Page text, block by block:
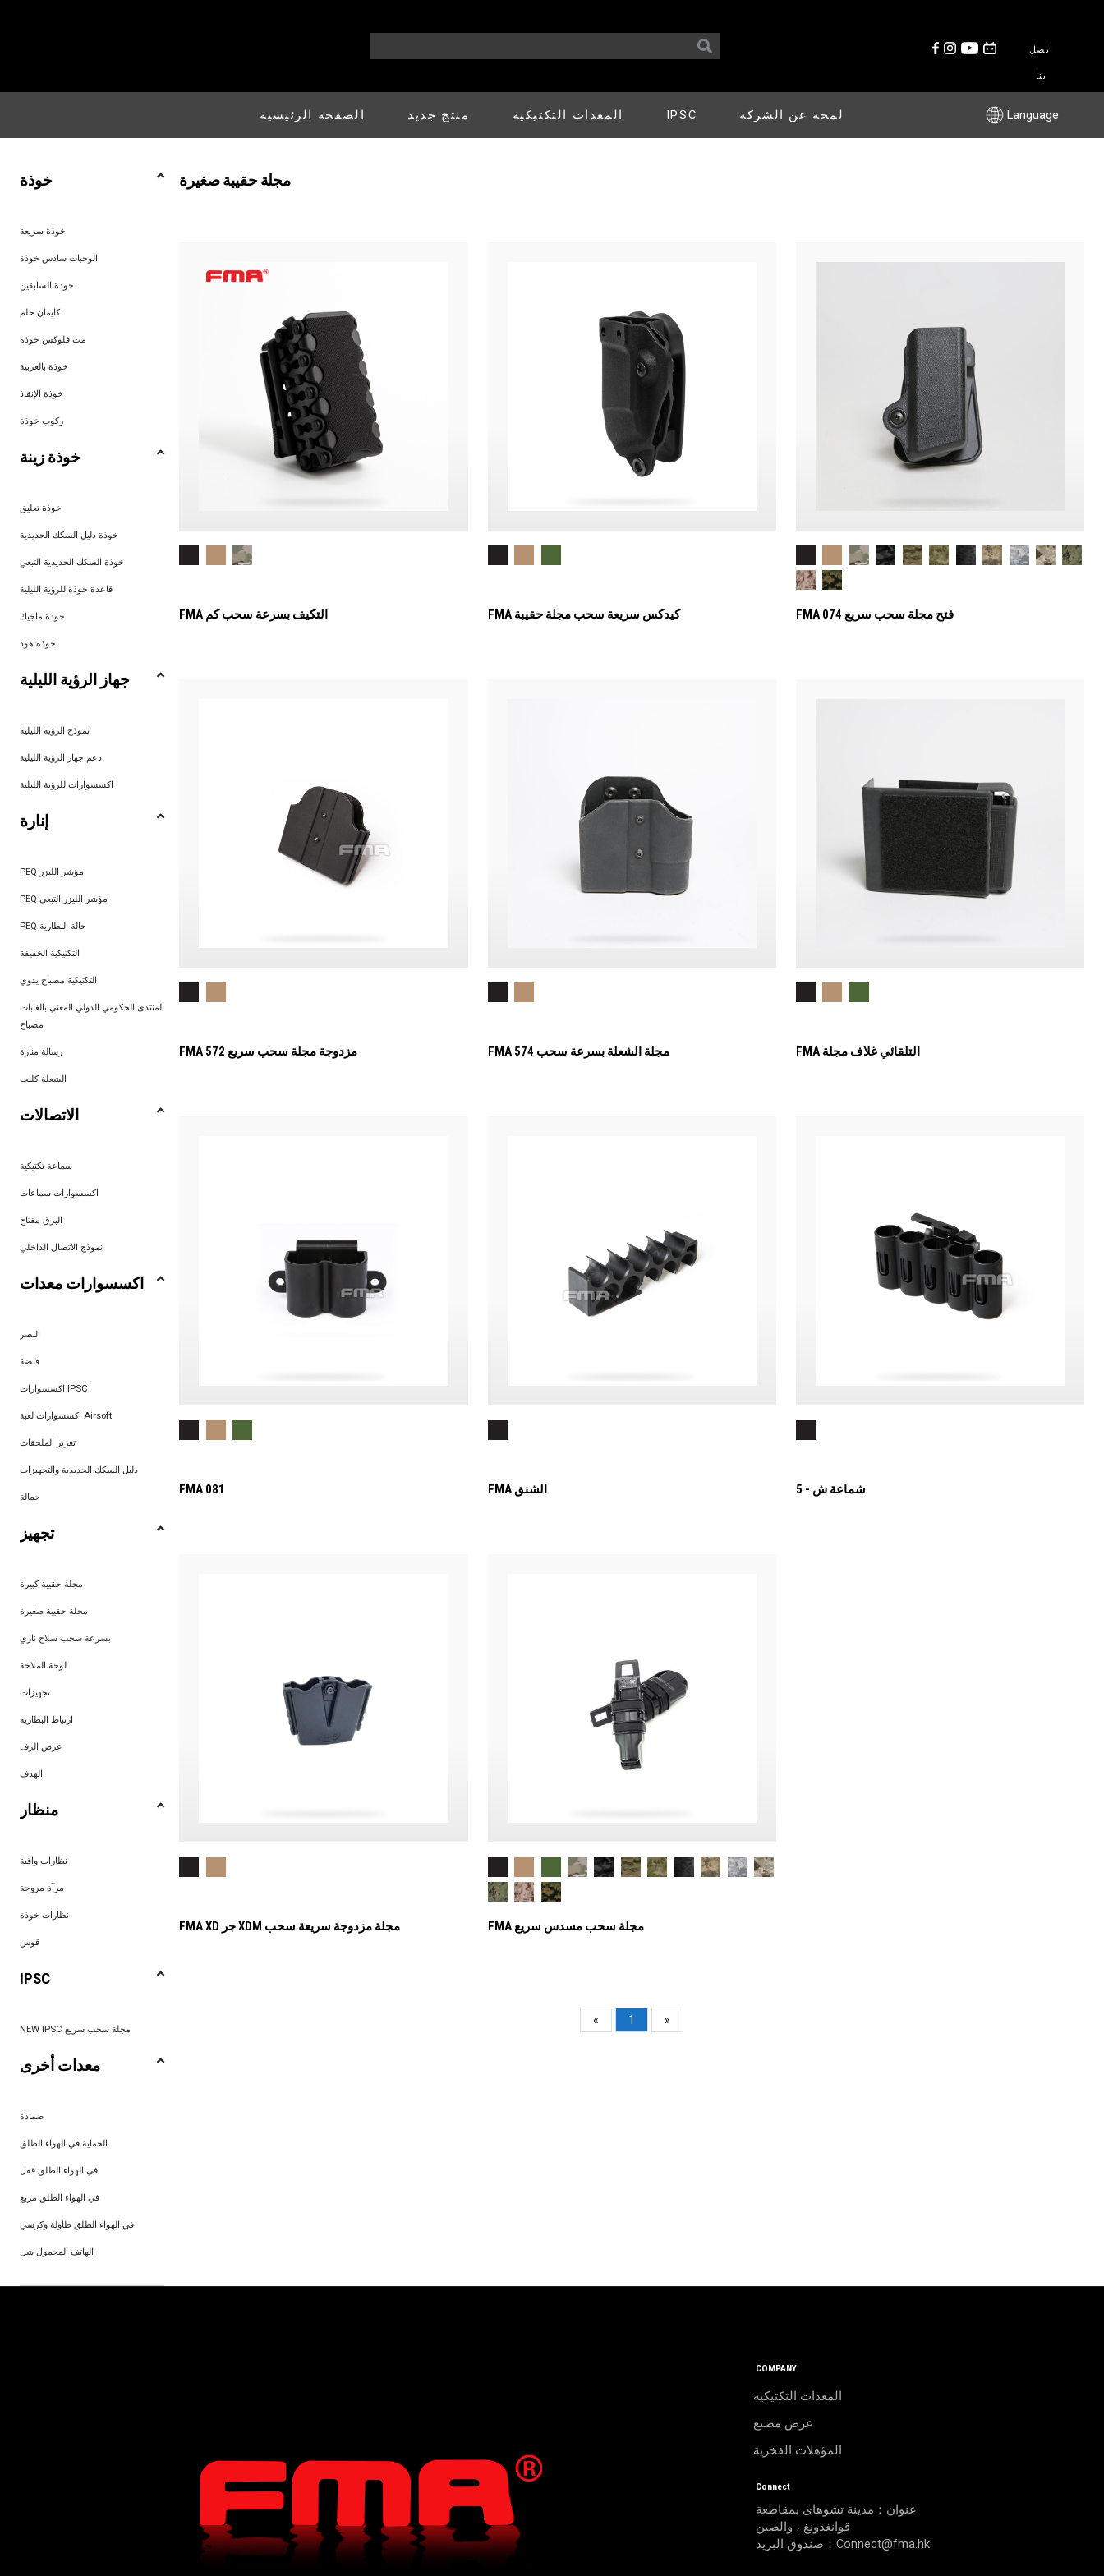
اتصل
بنا
الصفحة الرئيسية منتج جديد المعدات التكتيكية IPSC لمحة عن الشركة Language
خوذة
خوذة سريعة
الوجبات سادس خوذة
خوذة السابقين
كايمان حلم
مت فلوكس خوذة
خوذة بالعربية
خوذة الإنقاذ
ركوب خوذة
خوذة زينة
خوذة تعليق
خوذة دليل السكك الحديدية
خوذة السكك الحديدية التبعي
قاعدة خوذة للرؤية الليلية
خوذة ماجيك
خوذة هود
جهاز الرؤية الليلية
نموذج الرؤية الليلية
دعم جهاز الرؤية الليلية
اكسسوارات للرؤية الليلية
إنارة
PEQ مؤشر الليزر
PEQ مؤشر الليزر التبعي
PEQ حالة البطارية
التكتيكية الخفيفة
التكتيكية مصباح يدوي
المنتدى الحكومي الدولي المعني بالغابات
مصباح
رسالة منارة
الشعلة كليب
الاتصالات
سماعة تكتيكية
اكسسوارات سماعات
البرق مفتاح
نموذج الاتصال الداخلي
اكسسوارات معدات
البصر
قبضة
اكسسوارات IPSC
اكسسوارات لعبة Airsoft
تعزيز الملحقات
دليل السكك الحديدية والتجهيزات
حمالة
تجهيز
مجلة حقيبة كبيرة
مجلة حقيبة صغيرة
بسرعة سحب سلاح ناري
لوحة الملاحة
تجهيزات
ارتباط البطارية
عرض الرف
الهدف
منظار
نظارات واقية
مرآة مروحة
نظارات خوذة
قوس
IPSC
NEW IPSC مجلة سحب سريع
معدات أخرى
ضمادة
الحماية في الهواء الطلق
في الهواء الطلق قفل
في الهواء الطلق مربع
في الهواء الطلق طاولة وكرسي
الهاتف المحمول شل
مجلة حقيبة صغيرة
FMA التكيف بسرعة سحب كم FMA كيدكس سريعة سحب مجلة حقيبة FMA 074 فتح مجلة سحب سريع
FMA 572 مزدوجة مجلة سحب سريع FMA 574 مجلة الشعلة بسرعة سحب FMA التلقائي غلاف مجلة
FMA 081 FMA الشنق شماعة ش - 5
FMA XD جر XDM مجلة مزدوجة سريعة سحب FMA مجلة سحب مسدس سريع
« 1 »
COMPANY
المعدات التكتيكية
عرض مصنع
المؤهلات الفخرية
Connect
عنوان：مدينة تشوهاى بمقاطعة
قوانغدونغ ، والصين
صندوق البريد：Connect@fma.hk